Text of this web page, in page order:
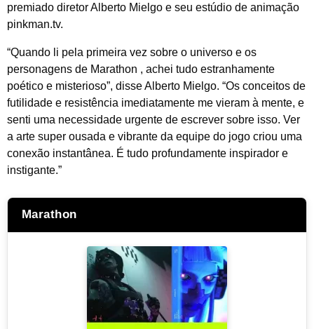
premiado diretor Alberto Mielgo e seu estúdio de animação
pinkman.tv.
“Quando li pela primeira vez sobre o universo e os
personagens de Marathon , achei tudo estranhamente
poético e misterioso”, disse Alberto Mielgo. “Os conceitos de
futilidade e resistência imediatamente me vieram à mente, e
senti uma necessidade urgente de escrever sobre isso. Ver
a arte super ousada e vibrante da equipe do jogo criou uma
conexão instantânea. É tudo profundamente inspirador e
instigante.”
Marathon